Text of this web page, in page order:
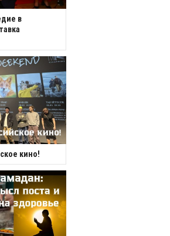
в
кино!